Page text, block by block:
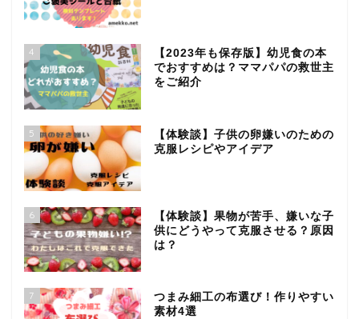
4
【2023年も保存版】幼児食の本
でおすすめは？ママパパの救世主
をご紹介
5
【体験談】子供の卵嫌いのための
克服レシピやアイデア
6
【体験談】果物が苦手、嫌いな子
供にどうやって克服させる？原因
は？
7
つまみ細工の布選び！作りやすい
素材4選